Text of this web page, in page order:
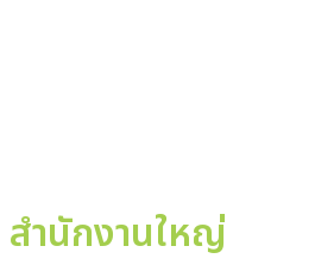
สำนักงานใหญ่